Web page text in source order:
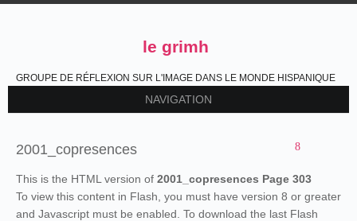
le grimh
GROUPE DE RÉFLEXION SUR L'IMAGE DANS LE MONDE HISPANIQUE
NAVIGATION
2001_copresences
This is the HTML version of 2001_copresences Page 303
To view this content in Flash, you must have version 8 or greater
and Javascript must be enabled. To download the last Flash